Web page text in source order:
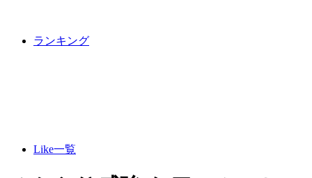
ランキング
Like一覧